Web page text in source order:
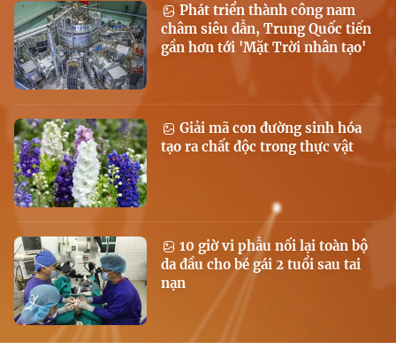
Phát triển thành công nam
châm siêu dẫn, Trung Quốc tiến
gần hơn tới 'Mặt Trời nhân tạo'
Giải mã con đường sinh hóa
tạo ra chất độc trong thực vật
10 giờ vi phẫu nối lại toàn bộ
da đầu cho bé gái 2 tuổi sau tai
nạn